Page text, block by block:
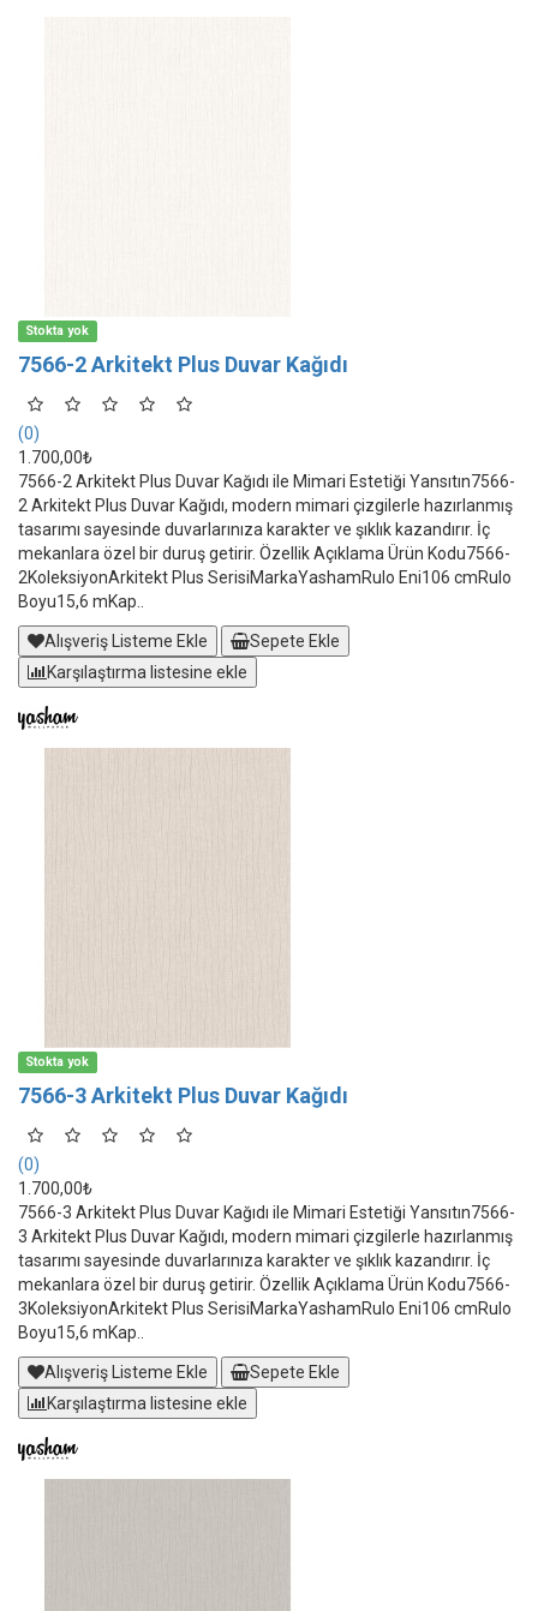
Stokta yok
7566-2 Arkitekt Plus Duvar Kağıdı
(0)
1.700,00₺
7566-2 Arkitekt Plus Duvar Kağıdı ile Mimari Estetiği Yansıtın7566-
2 Arkitekt Plus Duvar Kağıdı, modern mimari çizgilerle hazırlanmış
tasarımı sayesinde duvarlarınıza karakter ve şıklık kazandırır. İç
mekanlara özel bir duruş getirir. Özellik Açıklama Ürün Kodu7566-
2KoleksiyonArkitekt Plus SerisiMarkaYashamRulo Eni106 cmRulo
Boyu15,6 mKap..
Alışveriş Listeme Ekle
Sepete Ekle
Karşılaştırma listesine ekle
Stokta yok
7566-3 Arkitekt Plus Duvar Kağıdı
(0)
1.700,00₺
7566-3 Arkitekt Plus Duvar Kağıdı ile Mimari Estetiği Yansıtın7566-
3 Arkitekt Plus Duvar Kağıdı, modern mimari çizgilerle hazırlanmış
tasarımı sayesinde duvarlarınıza karakter ve şıklık kazandırır. İç
mekanlara özel bir duruş getirir. Özellik Açıklama Ürün Kodu7566-
3KoleksiyonArkitekt Plus SerisiMarkaYashamRulo Eni106 cmRulo
Boyu15,6 mKap..
Alışveriş Listeme Ekle
Sepete Ekle
Karşılaştırma listesine ekle